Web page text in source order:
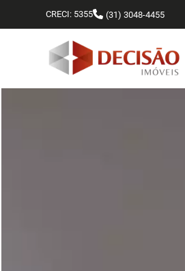
CRECI: 5355 (31) 3048-4455